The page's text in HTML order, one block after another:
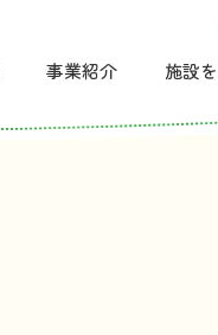
事業紹介 施設を